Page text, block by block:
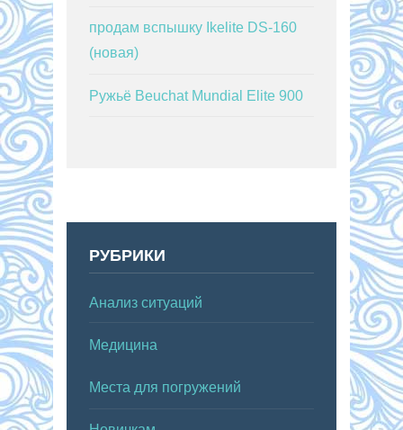
продам вспышку Ikelite DS-160
(новая)
Ружьё Beuchat Mundial Elite 900
РУБРИКИ
Анализ ситуаций
Медицина
Места для погружений